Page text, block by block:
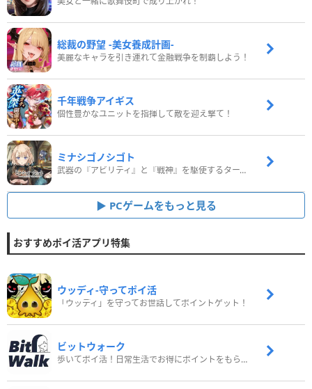
総裁の野望 -美女養成計画-
美麗なキャラを引き連れて金融戦争を制覇しよう！
千年戦争アイギス
個性豊かなユニットを指揮して敵を迎え撃て！
ミナシゴノシゴト
武器の『アビリティ』と『戦神』を駆使するターン制コマンドバトルRPG！
PCゲームをもっと見る
おすすめポイ活アプリ特集
ウッディ‐守ってポイ活
「ウッディ」を守ってお世話してポイントゲット！
ビットウォーク
歩いてポイ活！日常生活でお得にポイントをもらおう